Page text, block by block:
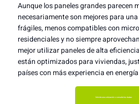
Aunque los paneles grandes parecen
necesariamente son mejores para
frágiles, menos compatibles con
residenciales y no siempre
mejor utilizar paneles de alta
están optimizados para viviendas,
países con más experiencia en
Solicita una cotización o consulta tus dudas